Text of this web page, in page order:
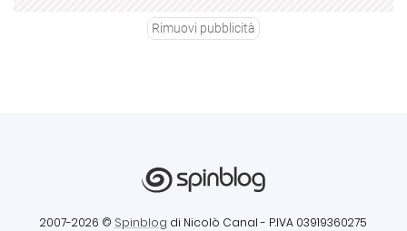
Rimuovi pubblicità
2007-2026 © Spinblog di Nicolò Canal - P.IVA 03919360275